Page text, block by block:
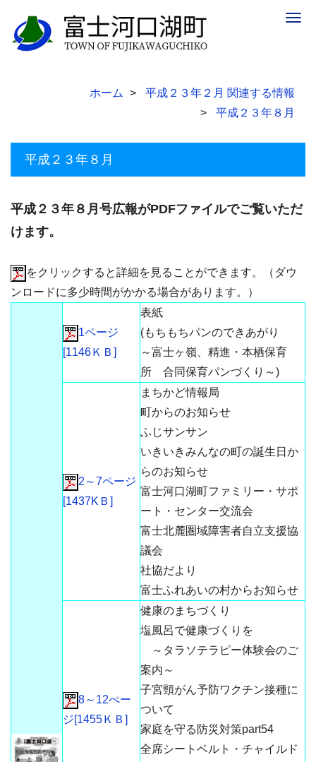
ホーム
平成２３年２月 関連する情報
平成２３年８月
平成２３年８月
平成２３年８月号広報がPDFファイルでご覧いただ
けます。
をクリックすると詳細を見ることができます。（ダウ
ンロードに多少時間がかかる場合があります。）
1ページ
[1146ＫＢ]
表紙
(もちもちパンのできあがり
～富士ヶ嶺、精進・本栖保育
所 合同保育パンづくり～)
2～7ページ
[1437KＢ]
まちかど情報局
町からのお知らせ
ふじサンサン
いきいきみんなの町の誕生日か
らのお知らせ
富士河口湖町ファミリー・サポ
ート・センター交流会
富士北麓圏域障害者自立支援協
議会
社協だより
富士ふれあいの村からお知らせ
8～12ぺー
ジ[1455ＫＢ]
健康のまちづくり
塩風呂で健康づくりを
～タラソテラピー体験会のご
案内～
子宮頸がん予防ワクチン接種に
ついて
家庭を守る防災対策part54
全席シートベルト・チャイルド